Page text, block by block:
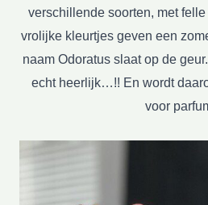
verschillende soorten, met
vrolijke kleurtjes geven een
naam Odoratus slaat op de
echt heerlijk…!! En wordt
voor